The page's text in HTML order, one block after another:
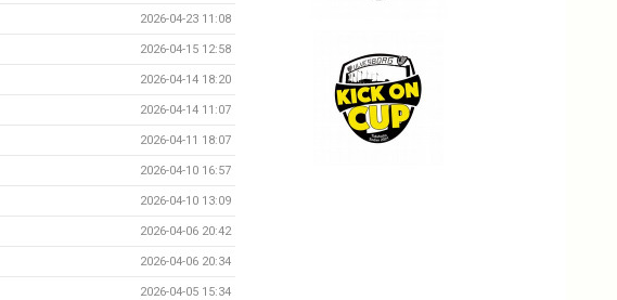
2026-04-23 11:08
2026-04-15 12:58
2026-04-14 18:20
2026-04-14 11:07
2026-04-11 18:07
2026-04-10 16:57
2026-04-10 13:09
2026-04-06 20:42
2026-04-06 20:34
2026-04-05 15:34